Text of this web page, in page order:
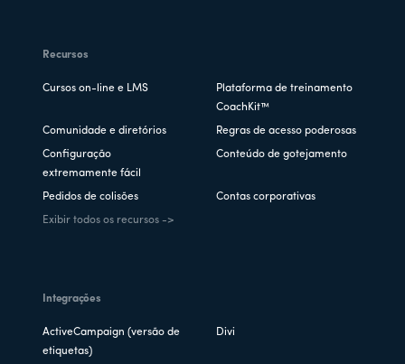
Recursos
Cursos on-line e LMS
Plataforma de treinamento
CoachKit™
Comunidade e diretórios Regras de acesso poderosas
Configuração
extremamente fácil
Conteúdo de gotejamento
Pedidos de colisões Contas corporativas
Exibir todos os recursos ->
Integrações
ActiveCampaign (versão de
etiquetas)
Divi